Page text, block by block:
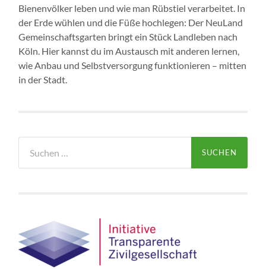
Bienenvölker leben und wie man Rübstiel verarbeitet. In
der Erde wühlen und die Füße hochlegen: Der NeuLand
Gemeinschaftsgarten bringt ein Stück Landleben nach
Köln. Hier kannst du im Austausch mit anderen lernen,
wie Anbau und Selbstversorgung funktionieren – mitten
in der Stadt.
nach: